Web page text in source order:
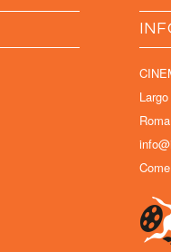
Roma